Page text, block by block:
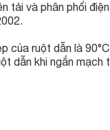
tải và phân phối
của ruột dẫn là
dẫn khi ngắn mạch